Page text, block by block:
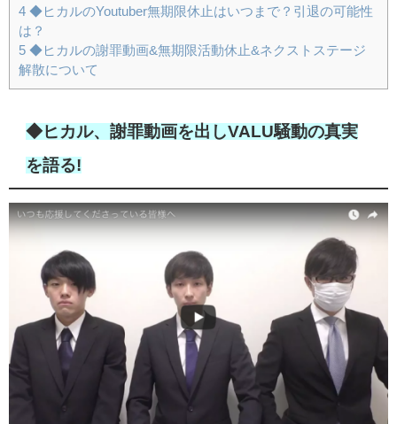
4 ◆ヒカルのYoutuber無期限休止はいつまで？引退の可能性
は？
5 ◆ヒカルの謝罪動画&無期限活動休止&ネクストステージ
解散について
◆ヒカル、謝罪動画を出しVALU騒動の真実
を語る!